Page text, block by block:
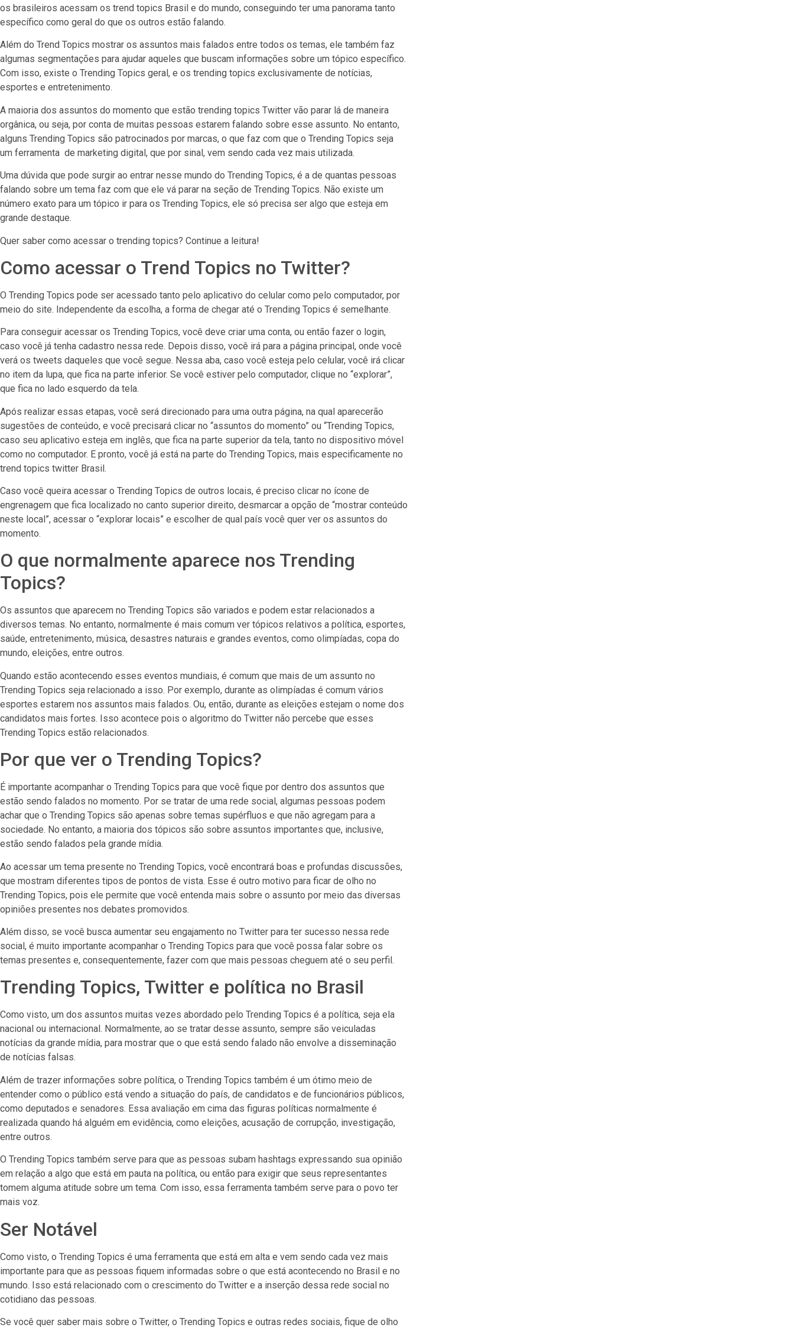
os brasileiros acessam os trend topics Brasil e do mundo, conseguindo ter uma panorama tanto
específico como geral do que os outros estão falando.
Além do Trend Topics mostrar os assuntos mais falados entre todos os temas, ele também faz
algumas segmentações para ajudar aqueles que buscam informações sobre um tópico específico.
Com isso, existe o Trending Topics geral, e os trending topics exclusivamente de notícias,
esportes e entretenimento.
A maioria dos assuntos do momento que estão trending topics Twitter vão parar lá de maneira
orgânica, ou seja, por conta de muitas pessoas estarem falando sobre esse assunto. No entanto,
alguns Trending Topics são patrocinados por marcas, o que faz com que o Trending Topics seja
um ferramenta de marketing digital, que por sinal, vem sendo cada vez mais utilizada.
Uma dúvida que pode surgir ao entrar nesse mundo do Trending Topics, é a de quantas pessoas
falando sobre um tema faz com que ele vá parar na seção de Trending Topics. Não existe um
número exato para um tópico ir para os Trending Topics, ele só precisa ser algo que esteja em
grande destaque.
Quer saber como acessar o trending topics? Continue a leitura!
Como acessar o Trend Topics no Twitter?
O Trending Topics pode ser acessado tanto pelo aplicativo do celular como pelo computador, por
meio do site. Independente da escolha, a forma de chegar até o Trending Topics é semelhante.
Para conseguir acessar os Trending Topics, você deve criar uma conta, ou então fazer o login,
caso você já tenha cadastro nessa rede. Depois disso, você irá para a página principal, onde você
verá os tweets daqueles que você segue. Nessa aba, caso você esteja pelo celular, você irá clicar
no item da lupa, que fica na parte inferior. Se você estiver pelo computador, clique no “explorar”,
que fica no lado esquerdo da tela.
Após realizar essas etapas, você será direcionado para uma outra página, na qual aparecerão
sugestões de conteúdo, e você precisará clicar no “assuntos do momento” ou “Trending Topics,
caso seu aplicativo esteja em inglês, que fica na parte superior da tela, tanto no dispositivo móvel
como no computador. E pronto, você já está na parte do Trending Topics, mais especificamente no
trend topics twitter Brasil.
Caso você queira acessar o Trending Topics de outros locais, é preciso clicar no ícone de
engrenagem que fica localizado no canto superior direito, desmarcar a opção de “mostrar conteúdo
neste local”, acessar o “explorar locais” e escolher de qual país você quer ver os assuntos do
momento.
O que normalmente aparece nos Trending
Topics?
Os assuntos que aparecem no Trending Topics são variados e podem estar relacionados a
diversos temas. No entanto, normalmente é mais comum ver tópicos relativos a política, esportes,
saúde, entretenimento, música, desastres naturais e grandes eventos, como olimpíadas, copa do
mundo, eleições, entre outros.
Quando estão acontecendo esses eventos mundiais, é comum que mais de um assunto no
Trending Topics seja relacionado a isso. Por exemplo, durante as olimpíadas é comum vários
esportes estarem nos assuntos mais falados. Ou, então, durante as eleições estejam o nome dos
candidatos mais fortes. Isso acontece pois o algoritmo do Twitter não percebe que esses
Trending Topics estão relacionados.
Por que ver o Trending Topics?
É importante acompanhar o Trending Topics para que você fique por dentro dos assuntos que
estão sendo falados no momento. Por se tratar de uma rede social, algumas pessoas podem
achar que o Trending Topics são apenas sobre temas supérfluos e que não agregam para a
sociedade. No entanto, a maioria dos tópicos são sobre assuntos importantes que, inclusive,
estão sendo falados pela grande mídia.
Ao acessar um tema presente no Trending Topics, você encontrará boas e profundas discussões,
que mostram diferentes tipos de pontos de vista. Esse é outro motivo para ficar de olho no
Trending Topics, pois ele permite que você entenda mais sobre o assunto por meio das diversas
opiniões presentes nos debates promovidos.
Além disso, se você busca aumentar seu engajamento no Twitter para ter sucesso nessa rede
social, é muito importante acompanhar o Trending Topics para que você possa falar sobre os
temas presentes e, consequentemente, fazer com que mais pessoas cheguem até o seu perfil.
Trending Topics, Twitter e política no Brasil
Como visto, um dos assuntos muitas vezes abordado pelo Trending Topics é a política, seja ela
nacional ou internacional. Normalmente, ao se tratar desse assunto, sempre são veiculadas
notícias da grande mídia, para mostrar que o que está sendo falado não envolve a disseminação
de notícias falsas.
Além de trazer informações sobre política, o Trending Topics também é um ótimo meio de
entender como o público está vendo a situação do país, de candidatos e de funcionários públicos,
como deputados e senadores. Essa avaliação em cima das figuras políticas normalmente é
realizada quando há alguém em evidência, como eleições, acusação de corrupção, investigação,
entre outros.
O Trending Topics também serve para que as pessoas subam hashtags expressando sua opinião
em relação a algo que está em pauta na política, ou então para exigir que seus representantes
tomem alguma atitude sobre um tema. Com isso, essa ferramenta também serve para o povo ter
mais voz.
Ser Notável
Como visto, o Trending Topics é uma ferramenta que está em alta e vem sendo cada vez mais
importante para que as pessoas fiquem informadas sobre o que está acontecendo no Brasil e no
mundo. Isso está relacionado com o crescimento do Twitter e a inserção dessa rede social no
cotidiano das pessoas.
Se você quer saber mais sobre o Twitter, o Trending Topics e outras redes sociais, fique de olho